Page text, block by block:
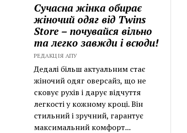
Сучасна жінка обирає
жіночий одяг від Twins
Store – почувайся вільно
та легко завжди і всюди!
РЕДАКЦІЯ АПУ
Дедалі більш актуальним стає
жіночий одяг оверсайз, що не
сковує рухів і дарує відчуття
легкості у кожному кроці. Він
стильний і зручний, гарантує
максимальний комфорт...